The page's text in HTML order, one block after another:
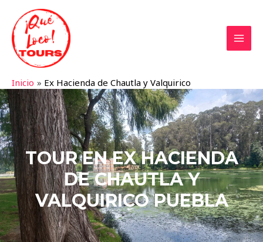
Inicio Ex Hacienda de Chautla y Valquirico
TOUR EN EX HACIENDA
DE CHAUTLA Y
VALQUIRICO PUEBLA